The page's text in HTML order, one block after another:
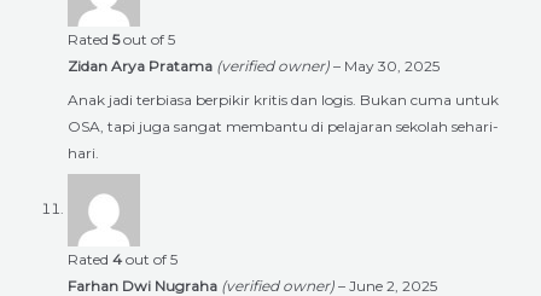
Rated 5out of 5
Zidan Arya Pratama (verified owner) – May 30, 2025
Anak jadi terbiasa berpikir kritis dan logis. Bukan cuma untuk
OSA, tapi juga sangat membantu di pelajaran sekolah sehari-
hari.
Rated 4 out of 5
Farhan Dwi Nugraha (verified owner) – June 2, 2025